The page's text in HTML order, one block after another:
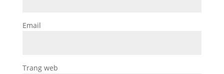
Email
Trang web